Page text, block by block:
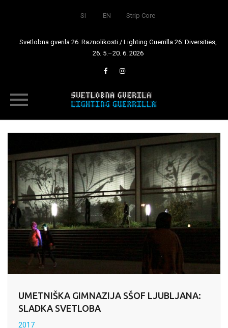
SI EN Strip Core
Svetlobna gverila 26: Raznolikosti / Lighting Guerrilla 26: Diversities,
26. 5.–20. 6. 2026
UMETNIŠKA GIMNAZIJA SŠOF LJUBLJANA:
SLADKA SVETLOBA
2017